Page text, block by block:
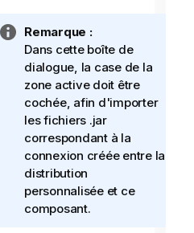
N
o
t
e
I
n
f
o
r
m
a
Remarque :
Dans cette boîte de
dialogue, la case de la
zone active doit être
cochée, afin d'importer
les fichiers .jar
correspondant à la
connexion créée entre la
distribution
personnalisée et ce
composant.